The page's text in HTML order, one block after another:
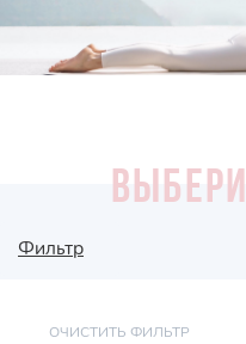
ВЫБЕРИ
Фильтр
ОЧИСТИТЬ ФИЛЬТР